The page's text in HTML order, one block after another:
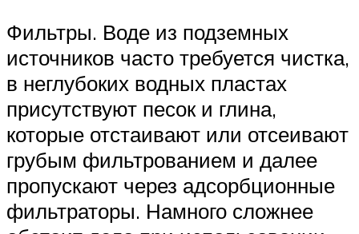
Фильтры. Воде из подземных
источников часто требуется чистка,
в неглубоких водных пластах
присутствуют песок и глина,
которые отстаивают или отсеивают
грубым фильтрованием и далее
пропускают через адсорбционные
фильтраторы. Намного сложнее